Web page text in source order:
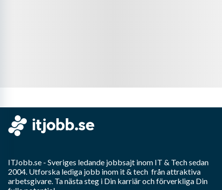
ITJobb.se - Sveriges ledande jobbsajt inom IT & Techsedan
2004. Utforska lediga jobb inom it & tech från attraktiva
arbetsgivare. Ta nästa steg i Din karriär och förverkliga Din